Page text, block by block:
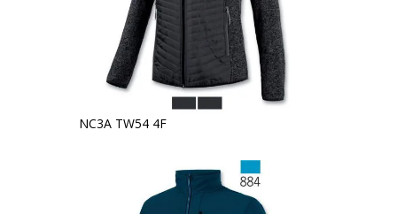
NC3A TW54 4F